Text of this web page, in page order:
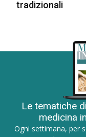
tradizionali
Le tematiche
medicina
Ogni settimana, per